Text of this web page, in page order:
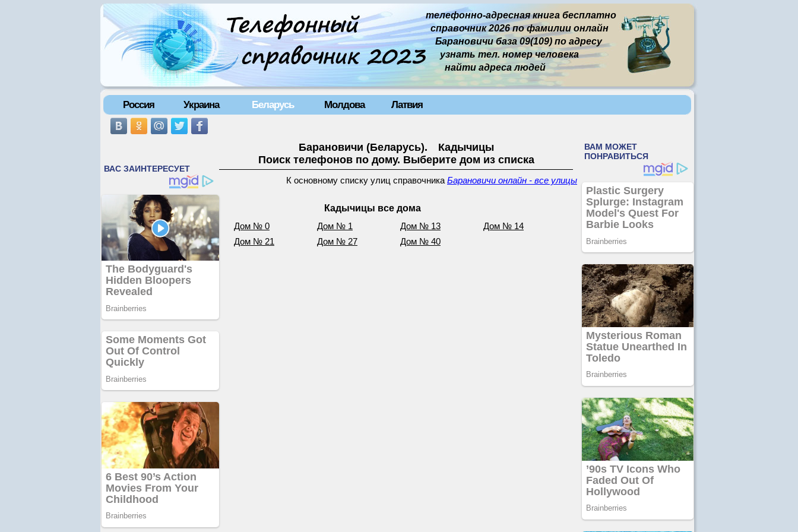
телефонно-адресная книга бесплатно
справочник 2026 по фамилии онлайн
Барановичи база 09(109) по адресу
узнать тел. номер человека
найти адреса людей
Россия Украина Беларусь Молдова Латвия
Барановичи (Беларусь). Кадычицы
Поиск телефонов по дому. Выберите дом из списка
К основному списку улиц справочника Барановичи онлайн - все улицы
Кадычицы все дома
Дом № 0 Дом № 1 Дом № 13
Дом № 14
Дом № 21
Дом № 27 Дом № 40